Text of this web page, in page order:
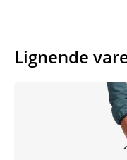
Lignende